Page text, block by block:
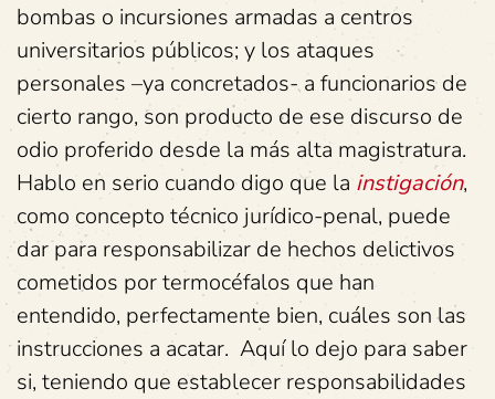
bombas o incursiones armadas a centros
universitarios públicos; y los ataques
personales –ya concretados- a funcionarios de
cierto rango, son producto de ese discurso de
odio proferido desde la más alta magistratura.
Hablo en serio cuando digo que la instigación,
como concepto técnico jurídico-penal, puede
dar para responsabilizar de hechos delictivos
cometidos por termocéfalos que han
entendido, perfectamente bien, cuáles son las
instrucciones a acatar. Aquí lo dejo para saber
si, teniendo que establecer responsabilidades